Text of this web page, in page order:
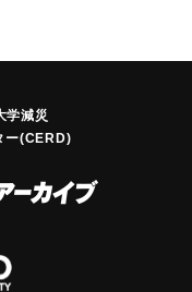
学減災
ー(CERD)